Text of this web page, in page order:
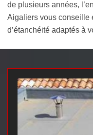
de plusieurs années,
Aigaliers vous conseille
d’étanchéité adaptés à